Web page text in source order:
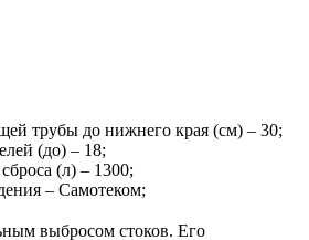
трубы до нижнего края (см) – 30;
(до) – 18;
(л) – 1300;
– Самотеком;
выбросом стоков. Его